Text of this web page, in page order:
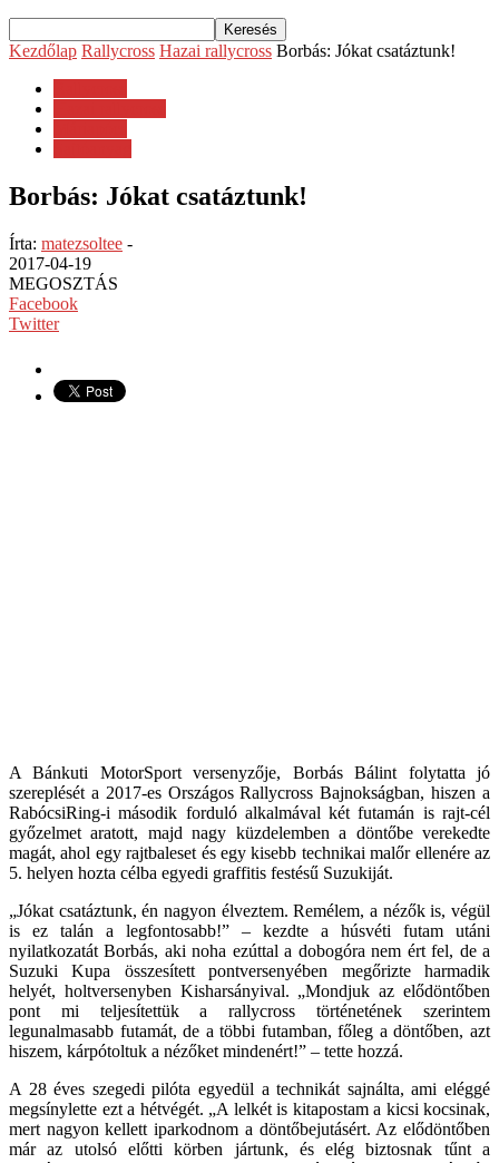
Kezdőlap Rallycross Hazai rallycross Borbás: Jókat csatáztunk!
Borbás: Jókat csatáztunk!
Írta: matezsoltee -
2017-04-19
MEGOSZTÁS
Facebook
Twitter
A Bánkuti MotorSport versenyzője, Borbás Bálint folytatta jó
szereplését a 2017-es Országos Rallycross Bajnokságban, hiszen a
RabócsiRing-i második forduló alkalmával két futamán is rajt-cél
győzelmet aratott, majd nagy küzdelemben a döntőbe verekedte
magát, ahol egy rajtbaleset és egy kisebb technikai malőr ellenére az
5. helyen hozta célba egyedi graffitis festésű Suzukiját.
„Jókat csatáztunk, én nagyon élveztem. Remélem, a nézők is, végül
is ez talán a legfontosabb!” – kezdte a húsvéti futam utáni
nyilatkozatát Borbás, aki noha ezúttal a dobogóra nem ért fel, de a
Suzuki Kupa összesített pontversenyében megőrizte harmadik
helyét, holtversenyben Kisharsányival. „Mondjuk az elődöntőben
pont mi teljesítettük a rallycross történetének szerintem
legunalmasabb futamát, de a többi futamban, főleg a döntőben, azt
hiszem, kárpótoltuk a nézőket mindenért!” – tette hozzá.
A 28 éves szegedi pilóta egyedül a technikát sajnálta, ami eléggé
megsínylette ezt a hétvégét. „A lelkét is kitapostam a kicsi kocsinak,
mert nagyon kellett iparkodnom a döntőbejutásért. Az elődöntőben
már az utolsó előtti körben jártunk, és elég biztosnak tűnt a